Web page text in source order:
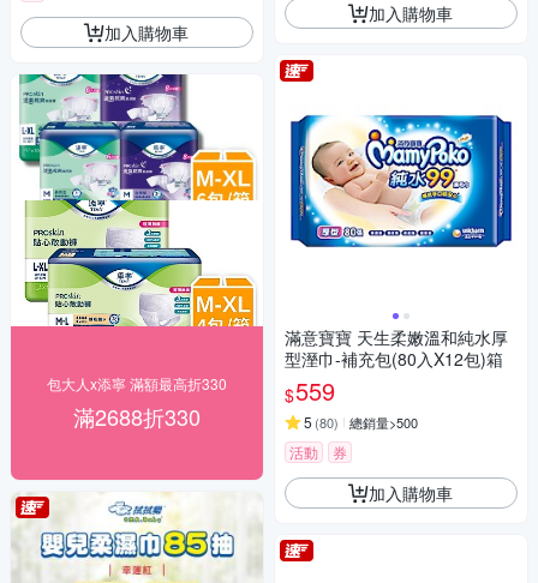
加入購物車
包大人x添寧 滿額最高折330
滿2688折330
加入購物車
滿意寶寶 天生柔嫩溫和純水厚
型溼巾-補充包(80入X12包)箱
$559
5 (80) 總銷量>500
活動 券
加入購物車